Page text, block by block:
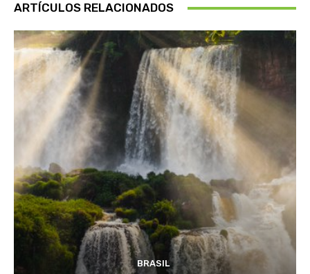
ARTÍCULOS RELACIONADOS
BRASIL